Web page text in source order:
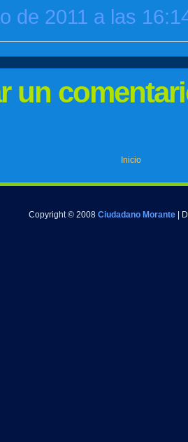
de 2011 a las
un
Inicio
Copyright © 2008 Ciudadano Morante |